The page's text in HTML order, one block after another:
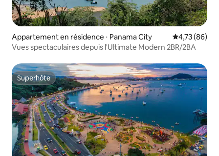
Appartement en résidence ⋅ Panama City Évaluation
4,73 (86)
Vues spectaculaires depuis l'Ultimate Modern 2BR/2BA
Superhôte
Superhôte